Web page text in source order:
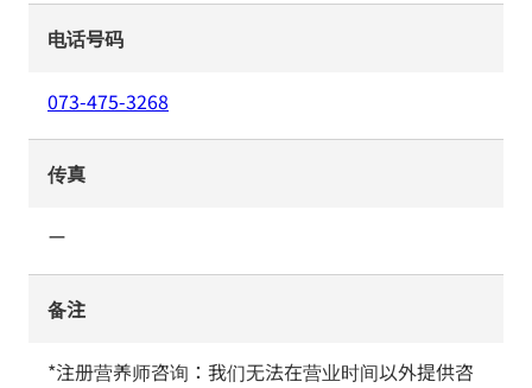
电话号码
073-475-3268
传真
ー
备注
*注册营养师咨询：我们无法在营业时间以外提供咨